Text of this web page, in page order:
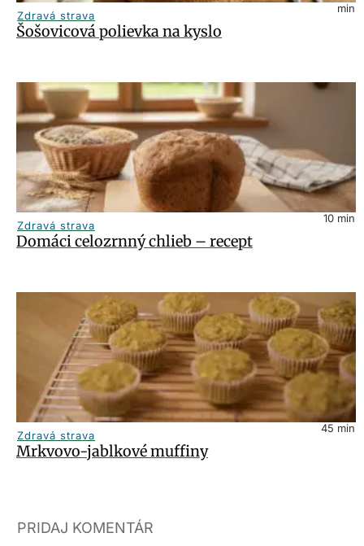
min
Zdravá strava
Šošovicová polievka na kyslo
10 min
Zdravá strava
Domáci celozrnný chlieb – recept
45 min
Zdravá strava
Mrkvovo-jablkové muffiny
PRIDAJ KOMENTÁR